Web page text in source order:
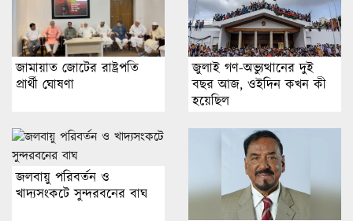
জামায়াত জোটের রাষ্ট্রপতি
প্রার্থী ঘোষণা
জুলাই গণ-অভ্যুত্থানের দুই
বছর আজ, ওইদিন কখন কী
হয়েছিল
জলবায়ু পরিবর্তন ও
খাদ্যসংকটে সুন্দরবনের বাঘ